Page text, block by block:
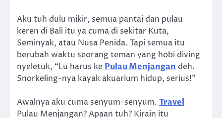
Aku tuh dulu mikir, semua pantai dan pulau
keren di Bali itu ya cuma di sekitar Kuta,
Seminyak, atau Nusa Penida. Tapi semua itu
berubah waktu seorang teman yang hobi diving
nyeletuk, “Lu harus ke Pulau Menjangan deh.
Snorkeling-nya kayak akuarium hidup, serius!”
Awalnya aku cuma senyum-senyum. Travel
Pulau Menjangan? Apaan tuh? Kirain itu